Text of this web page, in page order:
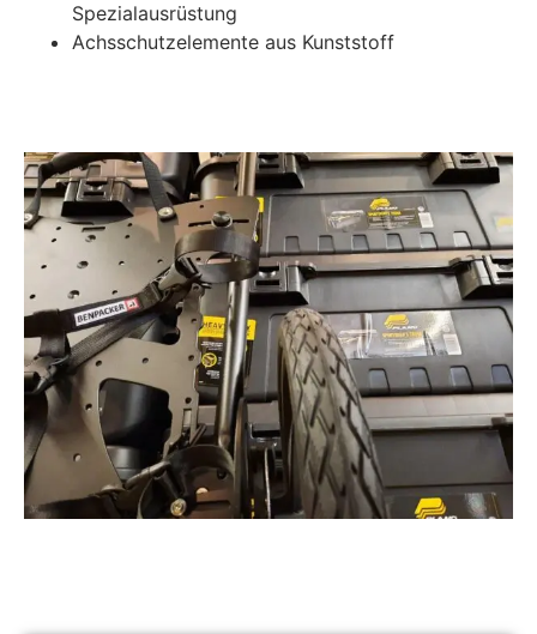
Spezialausrüstung
Achsschutzelemente aus Kunststoff